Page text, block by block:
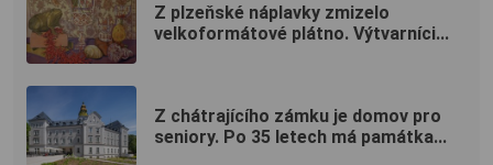
Z plzeňské náplavky zmizelo
velkoformátové plátno. Výtvarníci...
Z chátrajícího zámku je domov pro
seniory. Po 35 letech má památka...